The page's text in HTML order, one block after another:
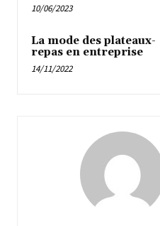
10/06/2023
La mode des plateaux-
repas en entreprise
14/11/2022